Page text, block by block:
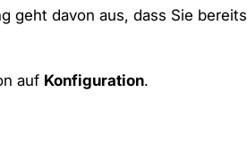
geht davon aus, dass Sie bereits
auf Konfiguration.